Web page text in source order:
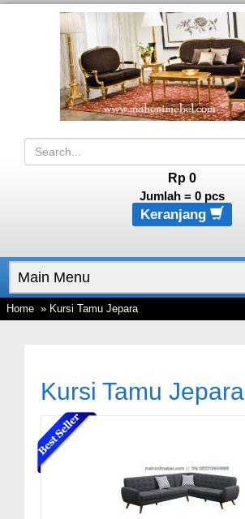
Rp 0
Jumlah = 0pcs
Keranjang
Home » Kursi Tamu Jepara
Kursi Tamu Jepara